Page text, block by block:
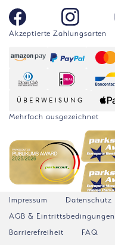
Akzeptierte Zahlungsarten
ÜBERWEISUNG
Mehrfach ausgezeichnet
Impressum Datenschutz
AGB & Eintrittsbedingungen
Barrierefreiheit
FAQ